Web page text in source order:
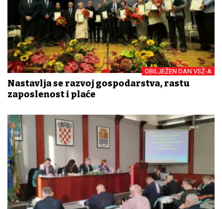
OBILJEŽEN DAN VSŽ-A
Nastavlja se razvoj gospodarstva, rastu
zaposlenost i plaće